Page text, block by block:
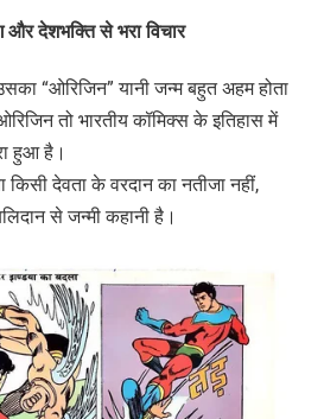
और देशभक्ति से भरा विचार
“ओरिजिन” यानी जन्म बहुत अहम होता
तो भारतीय कॉमिक्स के इतिहास में
हुआ है।
किसी देवता के वरदान का नतीजा नहीं,
से जन्मी कहानी है।